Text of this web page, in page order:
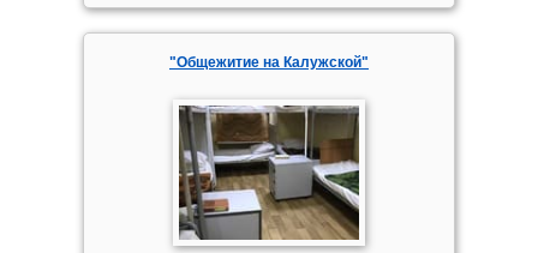
"Общежитие на Калужской"